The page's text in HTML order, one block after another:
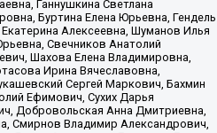
Ганнушкина Светлана
Буртина Елена Юрьевна, Гендель
Алексеевна, Шуманов Илья
Свечников Анатолий
Шахова Елена Владимировна,
Ирина Вячеславовна,
Сергей Маркович, Бахмин
Ефимович, Сухих Дарья
Добровольская Анна Дмитриевна,
Смирнов Владимир Александрович,